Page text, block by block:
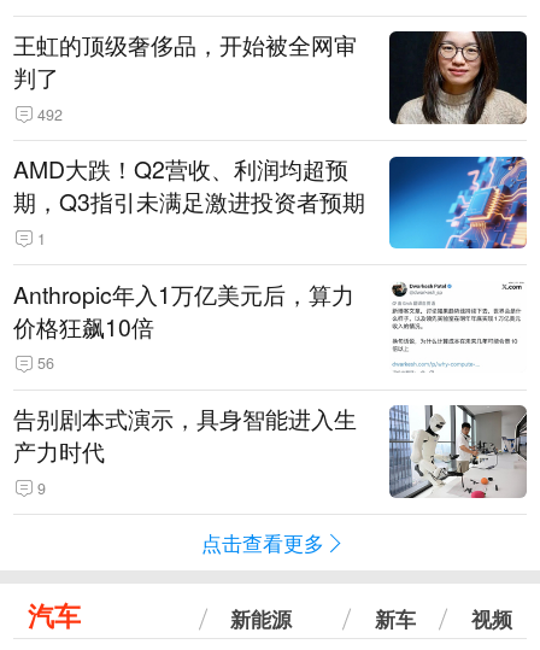
王虹的顶级奢侈品，开始被全网审
判了
492
AMD大跌！Q2营收、利润均超预
期，Q3指引未满足激进投资者预期
1
Anthropic年入1万亿美元后，算力
价格狂飙10倍
56
告别剧本式演示，具身智能进入生
产力时代
9
点击查看更多
汽车 新能源 新车 视频